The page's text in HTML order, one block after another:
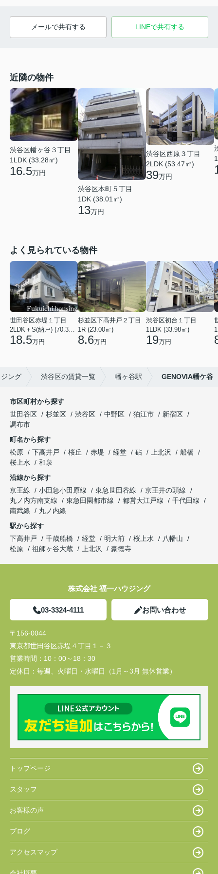
メールで共有する LINEで共有する
近隣の物件
渋谷区幡ヶ谷３丁目
1LDK (33.28㎡)
16.5万円
渋谷区本町５丁目
1DK (38.01㎡)
13万円
渋谷区西原３丁目
2LDK (53.47㎡)
39万円
よく見られている物件
世田谷区赤堤１丁目
18.5万円
杉並区下高井戸２丁目
1R (23.00㎡)
8.6万円
渋谷区初台１丁目
1LDK (33.98㎡)
19万円
ング 渋谷区の賃貸一覧 幡ヶ谷駅 GENOVIA幡ケ谷
市区町村から探す
世田谷区
杉並区 渋谷区 中野区 狛江市
新宿区
調布市
町名から探す
松原
下高井戸 桜丘 赤堤 経堂 砧 上北沢
船橋
桜上水
和泉
沿線から探す
京王線
小田急小田原線 東急世田谷線
京王井の頭線
丸ノ内方南支線
東急田園都市線 都営大江戸線
千代田線
南武線
丸ノ内線
駅から探す
下高井戸
千歳船橋 経堂 明大前 桜上水
八幡山
松原
祖師ヶ谷大蔵 上北沢 豪徳寺
株式会社 福一ハウジング
03-3324-4111 お問い合わせ
〒156-0044
東京都世田谷区赤堤４丁目１－３
営業時間： 10：00～18：30
定休日： 毎週、火曜日・水曜日（1月～3月 無休営業）
トップページ
スタッフ
お客様の声
ブログ
アクセスマップ